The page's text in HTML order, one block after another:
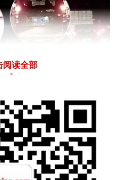
行车记录仪?
天暴晒，吸盘容易脱
阅读全部